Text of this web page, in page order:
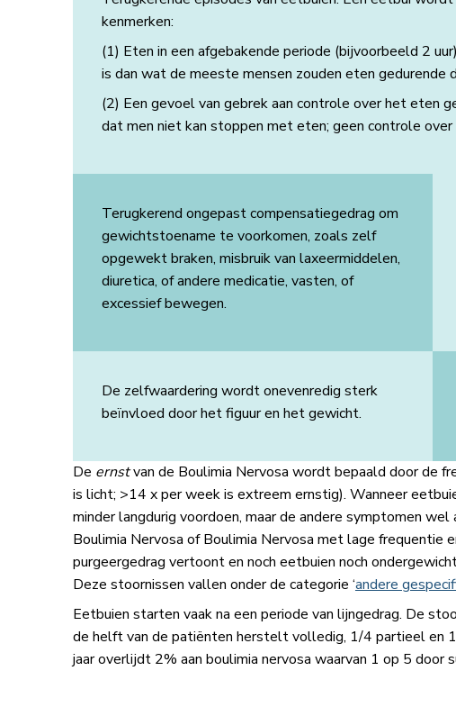
kenmerken:
(1) Eten in een afgebakende periode (bijvoorbeeld 2
is dan wat de meeste mensen zouden eten
(2) Een gevoel van gebrek aan controle over het eten
dat men niet kan stoppen met eten; geen controle
Terugkerend ongepast compensatiegedrag om
gewichtstoename te voorkomen, zoals zelf
opgewekt braken, misbruik van laxeermiddelen,
diuretica, of andere medicatie, vasten, of
excessief bewegen.
De zelfwaardering wordt onevenredig sterk
beïnvloed door het figuur en het gewicht.
De ernstvan de Boulimia Nervosa wordt bepaald door de
is licht; >14 x per week is extreem ernstig). Wanneer
minder langdurig voordoen, maar de andere symptomen
Boulimia Nervosa of Boulimia Nervosa met lage frequentie
purgeergedrag vertoont en noch eetbuien noch
Deze stoornissen vallen onder de categorie ‘andere
Eetbuien starten vaak na een periode van lijngedrag. De
de helft van de patiënten herstelt volledig, 1/4 partieel en
jaar overlijdt 2% aan boulimia nervosa waarvan 1 op 5 door